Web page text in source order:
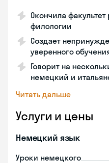
Окончила
филологии
Создает
уверенного
Говорит на
немецкий и
Читать дальше
Услуги и цены
Немецкий язык
Уроки немецкого